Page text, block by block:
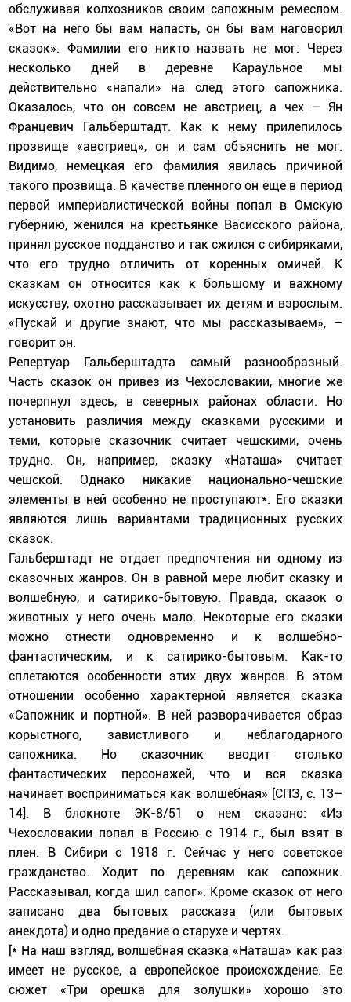
обслуживая колхозников своим сапожным ремеслом.
«Вот на него бы вам напасть, он бы вам наговорил
сказок». Фамилии его никто назвать не мог. Через
несколько дней в деревне Караульное мы
действительно «напали» на след этого сапожника.
Оказалось, что он совсем не австриец, а чех – Ян
Францевич Гальберштадт. Как к нему прилепилось
прозвище «австриец», он и сам объяснить не мог.
Видимо, немецкая его фамилия явилась причиной
такого прозвища. В качестве пленного он еще в период
первой империалистической войны попал в Омскую
губернию, женился на крестьянке Васисского района,
принял русское подданство и так сжился с сибиряками,
что его трудно отличить от коренных омичей. К
сказкам он относится как к большому и важному
искусству, охотно рассказывает их детям и взрослым.
«Пускай и другие знают, что мы рассказываем», –
говорит он.
Репертуар Гальберштадта самый разнообразный.
Часть сказок он привез из Чехословакии, многие же
почерпнул здесь, в северных районах области. Но
установить различия между сказками русскими и
теми, которые сказочник считает чешскими, очень
трудно. Он, например, сказку «Наташа» считает
чешской. Однако никакие национально-чешские
элементы в ней особенно не проступают*. Его сказки
являются лишь вариантами традиционных русских
сказок.
Гальберштадт не отдает предпочтения ни одному из
сказочных жанров. Он в равной мере любит сказку и
волшебную, и сатирико-бытовую. Правда, сказок о
животных у него очень мало. Некоторые его сказки
можно отнести одновременно и к волшебно-
фантастическим, и к сатирико-бытовым. Как-то
сплетаются особенности этих двух жанров. В этом
отношении особенно характерной является сказка
«Сапожник и портной». В ней разворачивается образ
корыстного, завистливого и неблагодарного
сапожника. Но сказочник вводит столько
фантастических персонажей, что и вся сказка
начинает восприниматься как волшебная» [СПЗ, с. 13–
14]. В блокноте ЭК-8/51 о нем сказано: «Из
Чехословакии попал в Россию с 1914 г., был взят в
плен. В Сибири с 1918 г. Сейчас у него советское
гражданство. Ходит по деревням как сапожник.
Рассказывал, когда шил сапог». Кроме сказок от него
записано два бытовых рассказа (или бытовых
анекдота) и одно предание о старухе и чертях.
[* На наш взгляд, волшебная сказка «Наташа» как раз
имеет не русское, а европейское происхождение. Ее
сюжет «Три орешка для золушки» хорошо это